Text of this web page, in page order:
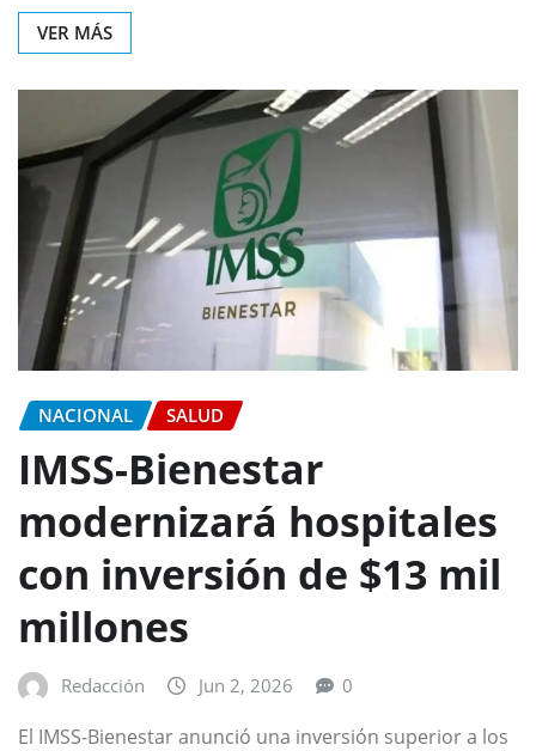
VER MÁS
NACIONAL SALUD
IMSS-Bienestar
modernizará hospitales
con inversión de $13 mil
millones
Redacción Jun 2, 2026 0
El IMSS-Bienestar anunció una inversión superior a los